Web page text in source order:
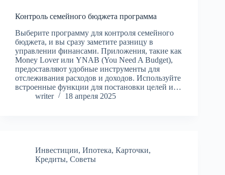
Контроль семейного бюджета программа
Выберите программу для контроля семейного
бюджета, и вы сразу заметите разницу в
управлении финансами. Приложения, такие как
Money Lover или YNAB (You Need A Budget),
предоставляют удобные инструменты для
отслеживания расходов и доходов. Используйте
встроенные функции для постановки целей и…
writer
18 апреля 2025
Инвестиции, Ипотека, Карточки,
Кредиты, Советы